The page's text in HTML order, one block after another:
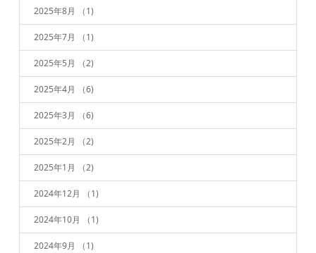
2025年8月 （1)
2025年7月 （1)
2025年5月 （2)
2025年4月 （6)
2025年3月 （6)
2025年2月 （2)
2025年1月 （2)
2024年12月 （1)
2024年10月 （1)
2024年9月 （1)